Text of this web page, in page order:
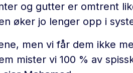
og gutter er omtrent
øker jo lenger opp i
men vi får dem ikke
mister vi 100 % av